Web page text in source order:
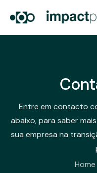
Home
Contactos
PT EN
Entre em contacto
abaixo, para saber
sua empresa na
Home